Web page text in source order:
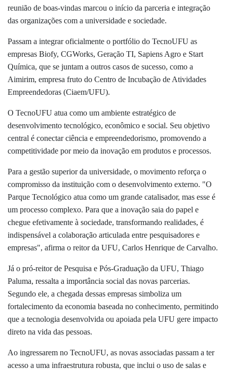
reunião de boas-vindas marcou o início da parceria e integração
das organizações com a universidade e sociedade.
Passam a integrar oficialmente o portfólio do TecnoUFU as
empresas Biofy, CGWorks, Geração TI, Sapiens Agro e Start
Química, que se juntam a outros casos de sucesso, como a
Aimirim, empresa fruto do Centro de Incubação de Atividades
Empreendedoras (Ciaem/UFU).
O TecnoUFU atua como um ambiente estratégico de
desenvolvimento tecnológico, econômico e social. Seu objetivo
central é conectar ciência e empreendedorismo, promovendo a
competitividade por meio da inovação em produtos e processos.
Para a gestão superior da universidade, o movimento reforça o
compromisso da instituição com o desenvolvimento externo. "O
Parque Tecnológico atua como um grande catalisador, mas esse é
um processo complexo. Para que a inovação saia do papel e
chegue efetivamente à sociedade, transformando realidades, é
indispensável a colaboração articulada entre pesquisadores e
empresas", afirma o reitor da UFU, Carlos Henrique de Carvalho.
Já o pró-reitor de Pesquisa e Pós-Graduação da UFU, Thiago
Paluma, ressalta a importância social das novas parcerias.
Segundo ele, a chegada dessas empresas simboliza um
fortalecimento da economia baseada no conhecimento, permitindo
que a tecnologia desenvolvida ou apoiada pela UFU gere impacto
direto na vida das pessoas.
Ao ingressarem no TecnoUFU, as novas associadas passam a ter
acesso a uma infraestrutura robusta, que inclui o uso de salas e